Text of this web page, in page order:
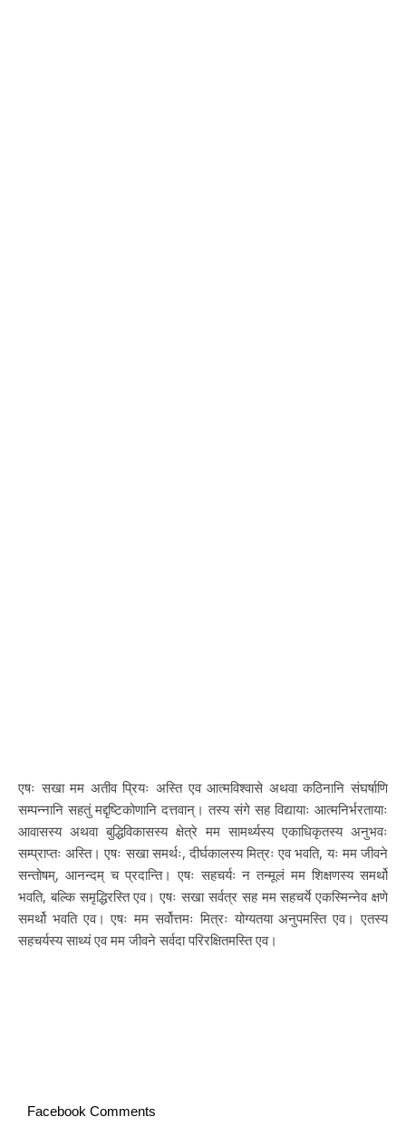
एषः सखा मम अतीव प्रियः अस्ति एव आत्मविश्वासे अथवा कठिनानि संघर्षाणि
सम्पन्नानि सहतुं मद्दृष्टिकोणानि दत्तवान्। तस्य संगे सह विद्यायाः आत्मनिर्भरतायाः
आवासस्य अथवा बुद्धिविकासस्य क्षेत्रे मम सामर्थ्यस्य एकाधिकृतस्य अनुभवः
सम्प्राप्तः अस्ति। एषः सखा समर्थः, दीर्घकालस्य मित्रः एव भवति, यः मम जीवने
सन्तोषम्, आनन्दम् च प्रदान्ति। एषः सहचर्यः न तन्मूलं मम शिक्षणस्य समर्थो
भवति, बल्कि समृद्धिरस्ति एव। एषः सखा सर्वत्र सह मम सहचर्ये एकस्मिन्नेव क्षणे
समर्थो भवति एव। एषः मम सर्वोत्तमः मित्रः योग्यतया अनुपमस्ति एव। एतस्य
सहचर्यस्य साथ्यं एव मम जीवने सर्वदा परिरक्षितमस्ति एव।
Facebook Comments